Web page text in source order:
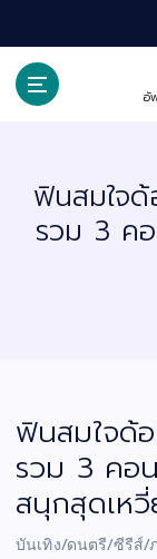
i
อั
ฟินสมใจด้
รวม 3 ค
ฟินสมใจด้
รวม 3 คอ
สนุกสุดเหวี่
บันเทิง/ดนตรี/ซีรีส์/